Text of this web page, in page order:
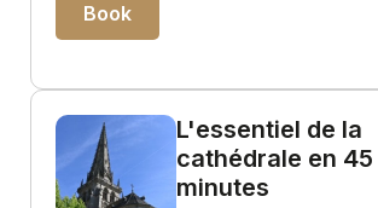
Book
L'essentiel de la
cathédrale en 45
minutes